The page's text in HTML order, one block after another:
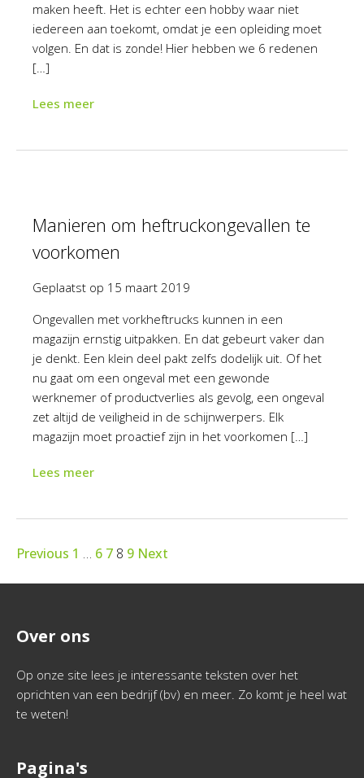
maken heeft. Het is echter een hobby waar niet
iedereen aan toekomt, omdat je een opleiding moet
volgen. En dat is zonde! Hier hebben we 6 redenen
[…]
Lees meer
Manieren om heftruckongevallen te
voorkomen
Geplaatst op 15 maart 2019
Ongevallen met vorkheftrucks kunnen in een
magazijn ernstig uitpakken. En dat gebeurt vaker dan
je denkt. Een klein deel pakt zelfs dodelijk uit. Of het
nu gaat om een ongeval met een gewonde
werknemer of productverlies als gevolg, een ongeval
zet altijd de veiligheid in de schijnwerpers. Elk
magazijn moet proactief zijn in het voorkomen […]
Lees meer
Previous 1 … 6 7 8 9 Next
Over ons
Op onze site lees je interessante teksten over het
oprichten van een bedrijf (bv) en meer. Zo komt je heel wat
te weten!
Pagina's